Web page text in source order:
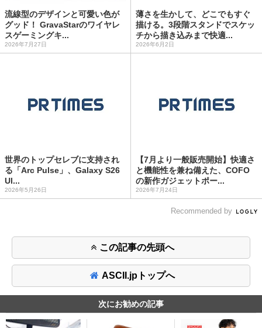
流線型のデザインと可愛い色が
グッド！ GravaStarのワイヤレ
スゲーミングキ...
2026年7月27日
薄さを生かして、どこでもすぐ
描ける。3段階スタンドでスケッ
チから描き込みまで快適...
2026年6月2日
世界のトップセレブに支持され
る「Arc Pulse」、Galaxy S26
Ul...
2026年5月26日
【7月より一般販売開始】快適さ
と機能性を兼ね備えた、COFO
の新作ガジェットポー...
2026年7月24日
Recommended by
この記事の先頭へ
ASCII.jpトップへ
次にお勧めの記事